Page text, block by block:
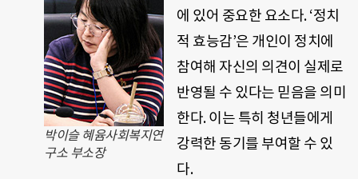
박이슬 혜윰사회복지연
구소 부소장
에 있어 중요한 요소다. ‘정치
적 효능감’은 개인이 정치에
참여해 자신의 의견이 실제로
반영될 수 있다는 믿음을 의미
한다. 이는 특히 청년들에게
강력한 동기를 부여할 수 있
다.